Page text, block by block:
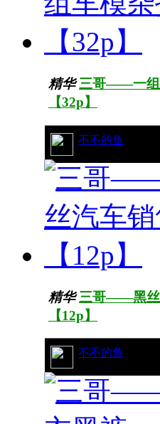
精华 三哥——一组
【32p】
不不的鱼
精华 三哥——黑丝
【12p】
不不的鱼